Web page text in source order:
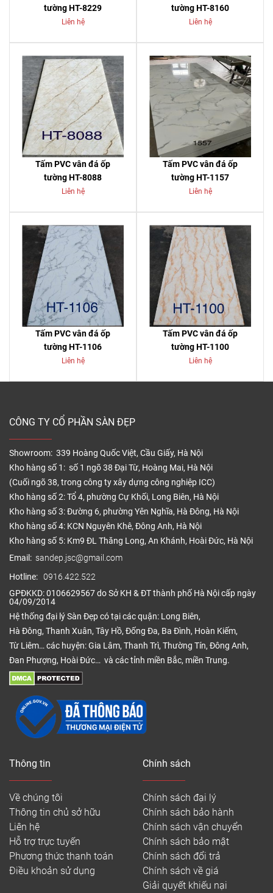
tường HT-8229
Liên hệ
tường HT-8160
Liên hệ
Tấm PVC vân đá ốp
tường HT-8088
Liên hệ
Tấm PVC vân đá ốp
tường HT-1157
Liên hệ
Tấm PVC vân đá ốp
tường HT-1106
Liên hệ
Tấm PVC vân đá ốp
tường HT-1100
Liên hệ
CÔNG TY CỔ PHẦN SÀN ĐẸP
Showroom: 339 Hoàng Quốc Việt, Cầu Giấy, Hà Nội
Kho hàng số 1: số 1 ngõ 38 Đại Từ, Hoàng Mai, Hà Nội
(Cuối ngõ 38, trong công ty xây dựng công nghiệp ICC)
Kho hàng số 2: Tổ 4, phường Cự Khối, Long Biên, Hà Nội
Kho hàng số 3: Đường 6, phường Yên Nghĩa, Hà Đông, Hà Nội
Kho hàng số 4: KCN Nguyên Khê, Đông Anh, Hà Nội
Kho hàng số 5: Km9 ĐL Thăng Long, An Khánh, Hoài Đức, Hà Nội
Email: sandep.jsc@gmail.com
Hotline: 0916.422.522
GPĐKKD: 0106629567 do Sở KH & ĐT thành phố Hà Nội cấp ngày
04/09/2014
Hệ thống đại lý Sàn Đẹp có tại các quận: Long Biên,
Hà Đông, Thanh Xuân, Tây Hồ, Đống Đa, Ba Đình, Hoàn Kiếm,
Từ Liêm… các huyện: Gia Lâm, Thanh Trì, Thường Tín, Đông Anh,
Đan Phượng, Hoài Đức… và các tỉnh miền Bắc, miền Trung.
Thông tin
Về chúng tôi
Thông tin chủ sở hữu
Liên hệ
Hỗ trợ trực tuyến
Phương thức thanh toán
Điều khoản sử dụng
Chính sách
Chính sách đại lý
Chính sách bảo hành
Chính sách vận chuyển
Chính sách bảo mật
Chính sách đổi trả
Chính sách về giá
Giải quyết khiếu nại